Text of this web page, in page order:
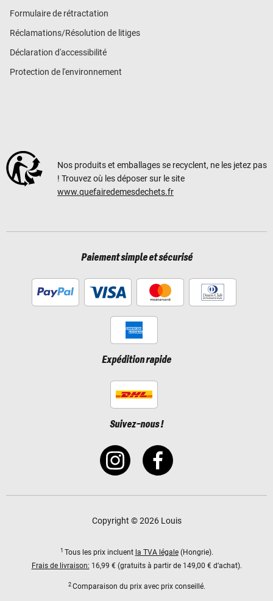
Formulaire de rétractation
Réclamations/Résolution de litiges
Déclaration d'accessibilité
Protection de l'environnement
Nos produits et emballages se recyclent, ne les jetez pas
! Trouvez où les déposer sur le site
www.quefairedemesdechets.fr
Paiement simple et sécurisé
Expédition rapide
Suivez-nous !
Copyright © 2026 Louis
1 Tous les prix incluent la TVA légale(Hongrie).
Frais de livraison: 16,99 € (gratuits à partir de 149,00 € d’achat).
2 Comparaison du prix avec prix conseillé.